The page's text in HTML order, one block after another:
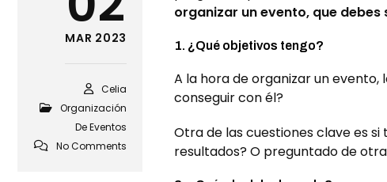
MAR 2023
Celia
Organización
De Eventos
No Comments
organizar un evento, que debes
1. ¿Qué objetivos tengo?
A la hora de organizar un
conseguir con él?
Otra de las cuestiones clave es
resultados? O preguntado de